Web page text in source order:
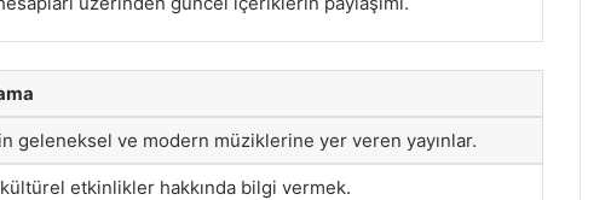
geleneksel ve modern müziklerine yer veren yayınlar.
etkinlikler hakkında bilgi vermek.